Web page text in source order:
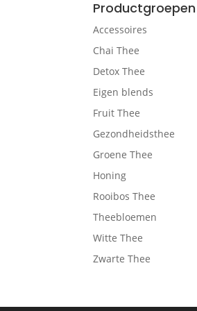
Productgroepen
Accessoires
Chai Thee
Detox Thee
Eigen blends
Fruit Thee
Gezondheidsthee
Groene Thee
Honing
Rooibos Thee
Theebloemen
Witte Thee
Zwarte Thee